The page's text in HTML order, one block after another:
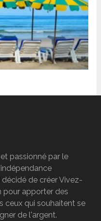
passionné par le
décidé de créer Vivez-
pour apporter des
ceux qui souhaitent se
de l'argent.